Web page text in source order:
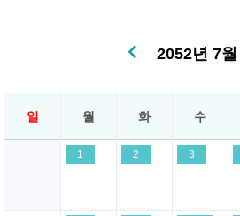
2052년 7월
일 월 화 수
1 2 3